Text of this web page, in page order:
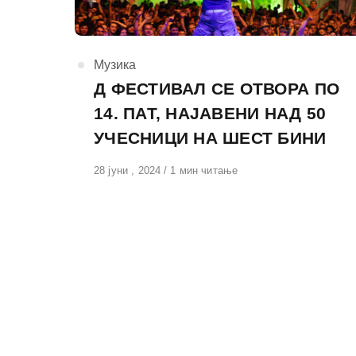
КАтегорија
Музика
Д ФЕСТИВАЛ СЕ ОТВОРА ПО
14. ПАТ, НАЈАВЕНИ НАД 50
УЧЕСНИЦИ НА ШЕСТ БИНИ
Објавено
28 јуни , 2024 1 мин читање